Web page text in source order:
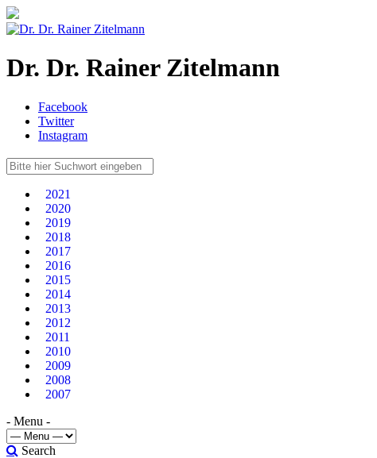
Dr. Dr. Rainer Zitelmann
Facebook
Twitter
Instagram
2021
2020
2019
2018
2017
2016
2015
2014
2013
2012
2011
2010
2009
2008
2007
- Menu -
Search